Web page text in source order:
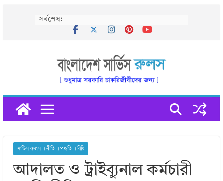
সর্বশেষ:
সার্ভিস রুলস । নীতি । পদ্ধতি । বিধি
আদালত ও ট্রাইব্যুনাল কর্মচারী